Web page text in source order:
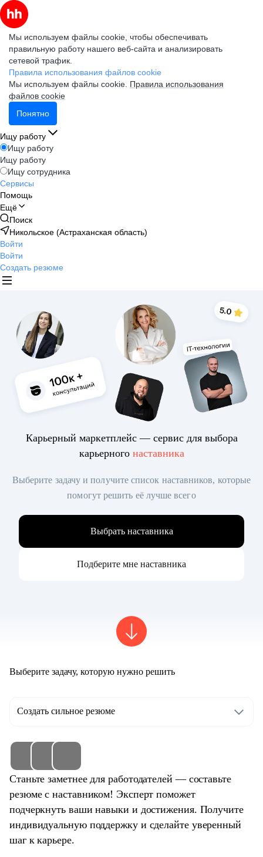
Мы используем файлы cookie, чтобы обеспечивать
правильную работу нашего веб-сайта и анализировать
сетевой трафик.
Правила использования файлов cookie
Мы используем файлы cookie. Правила использования
файлов cookie
Понятно
Ищу работу
Ищу работу
Ищу работу
Ищу сотрудника
Сервисы
Помощь
Ещё
Поиск
Никольское (Астраханская область)
Войти
Войти
Создать резюме
Карьерный маркетплейс — сервис для выбора
карьерного наставника
Выберите задачу и получите список наставников, которые
помогут решить её лучше всего
Выбрать наставника
Подберите мне наставника
Выберите задачу, которую нужно решить
Создать сильное резюме
Станьте заметнее для работодателей — составьте
резюме с наставником! Эксперт поможет
подчеркнуть ваши навыки и достижения. Получите
индивидуальную поддержку и сделайте уверенный
шаг к карьере.